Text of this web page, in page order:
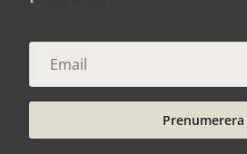
Prenumerera